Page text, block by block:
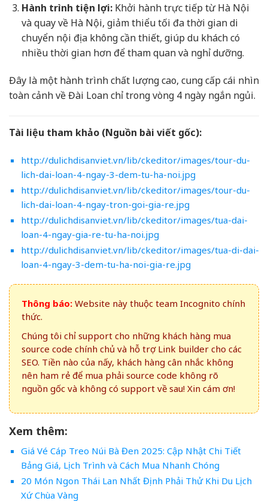
Hành trình tiện lợi:Khởi hành trực tiếp từ Hà Nội
và quay về Hà Nội, giảm thiểu tối đa thời gian di
chuyển nội địa không cần thiết, giúp du khách có
nhiều thời gian hơn để tham quan và nghỉ dưỡng.
Đây là một hành trình chất lượng cao, cung cấp cái nhìn
toàn cảnh về Đài Loan chỉ trong vòng 4 ngày ngắn ngủi.
Tài liệu tham khảo (Nguồn bài viết gốc):
http://dulichdisanviet.vn/lib/ckeditor/images/tour-du-
lich-dai-loan-4-ngay-3-dem-tu-ha-noi.jpg
http://dulichdisanviet.vn/lib/ckeditor/images/tour-du-
lich-dai-loan-4-ngay-tron-goi-gia-re.jpg
http://dulichdisanviet.vn/lib/ckeditor/images/tua-dai-
loan-4-ngay-gia-re-tu-ha-noi.jpg
http://dulichdisanviet.vn/lib/ckeditor/images/tua-di-dai-
loan-4-ngay-3-dem-tu-ha-noi-gia-re.jpg
Thông báo: Website này thuộc team Incognito chính
thức.
Chúng tôi chỉ support cho những khách hàng mua
source code chính chủ và hỗ trợ Link builder cho các
SEO. Tiền nào của nấy, khách hàng cân nhắc không
nên ham rẻ để mua phải source code không rõ
nguồn gốc và không có support về sau! Xin cám ơn!
Xem thêm:
Giá Vé Cáp Treo Núi Bà Đen 2025: Cập Nhật Chi Tiết
Bảng Giá, Lịch Trình và Cách Mua Nhanh Chóng
20 Món Ngon Thái Lan Nhất Định Phải Thử Khi Du Lịch
Xứ Chùa Vàng